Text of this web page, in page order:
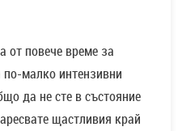
от повече време за
малко интензивни
да не сте в състояние
щастливия край